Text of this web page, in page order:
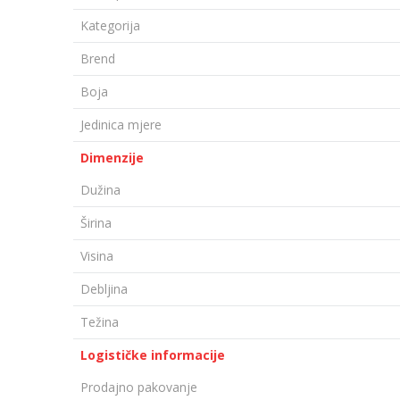
Kategorija
Brend
Boja
Jedinica mjere
Dimenzije
Dužina
Širina
Visina
Debljina
Težina
Logističke informacije
Prodajno pakovanje